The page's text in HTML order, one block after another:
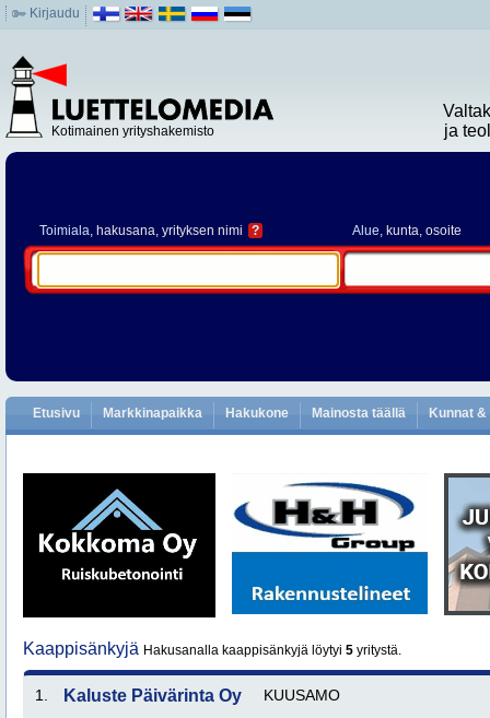
Kirjaudu
Kotimainen yrityshakemisto
ja
Toimiala, hakusana, yrityksen nimi ? Alue, kunta, osoite
Etusivu Markkinapaikka Hakukone Mainosta täällä Kunnat
Kaappisänkyjä Hakusanalla kaappisänkyjä löytyi 5 yritystä.
1. Kaluste Päivärinta Oy KUUSAMO